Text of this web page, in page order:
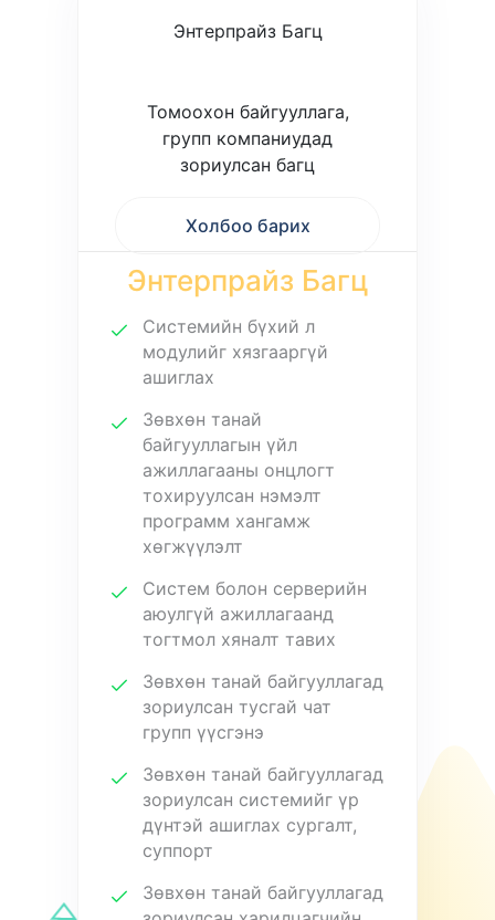
Энтерпрайз Багц
Томоохон байгууллага,
групп компаниудад
зориулсан багц
Холбоо барих
Энтерпрайз Багц
Системийн бүхий л
модулийг хязгааргүй
ашиглах
Зөвхөн танай
байгууллагын үйл
ажиллагааны онцлогт
тохируулсан нэмэлт
программ хангамж
хөгжүүлэлт
Систем болон серверийн
аюулгүй ажиллагаанд
тогтмол хяналт тавих
Зөвхөн танай байгууллагад
зориулсан тусгай чат
групп үүсгэнэ
Зөвхөн танай байгууллагад
зориулсан системийг үр
дүнтэй ашиглах сургалт,
суппорт
Зөвхөн танай байгууллагад